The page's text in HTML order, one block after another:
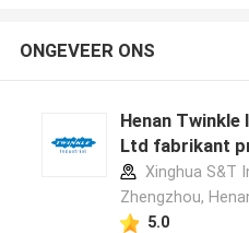
ONGEVEER ONS
Henan
Ltd fabrikant
Xinghua S&T
Zhengzhou,
5.0